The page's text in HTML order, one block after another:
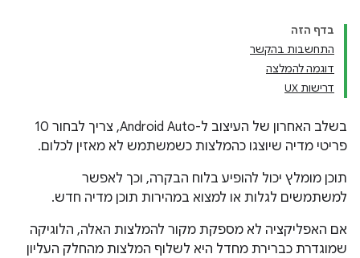
בדף הזה
התחשבות בהקשר
דוגמה להמלצה
דרישות UX
בשלב האחרון של העיצוב ל-Android Auto, צריך לבחור 10
פריטי מדיה שיוצגו כהמלצות כשמשתמש לא מאזין לכלום.
תוכן מומלץ יכול להופיע בלוח הבקרה, וכך לאפשר
למשתמשים לגלות או למצוא במהירות תוכן מדיה חדש.
אם האפליקציה לא מספקת מקור להמלצות האלה, הלוגיקה
שמוגדרת כברירת מחדל היא לשלוף המלצות מהחלק העליון